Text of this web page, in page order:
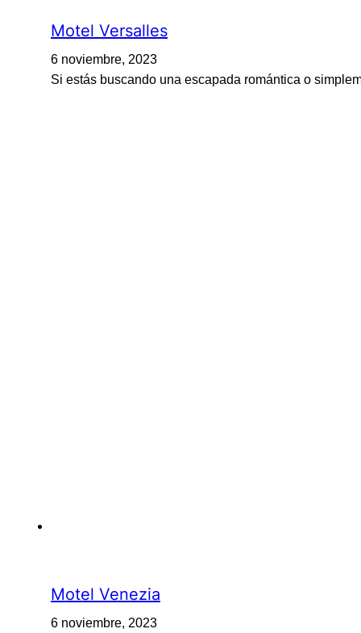
Motel Versalles
6 noviembre, 2023
Si estás buscando una escapada romántica o
Motel Venezia
6 noviembre, 2023